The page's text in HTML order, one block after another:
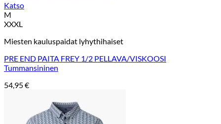
Katso
M
XXXL
Miesten kauluspaidat lyhythihaiset
PRE END PAITA FREY 1/2 PELLAVA/VISKOOSI
Tummansininen
54,95€